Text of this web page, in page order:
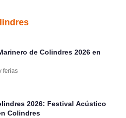
de Colindres 2026 en
ferias
2026: Festival Acústico
Colindres